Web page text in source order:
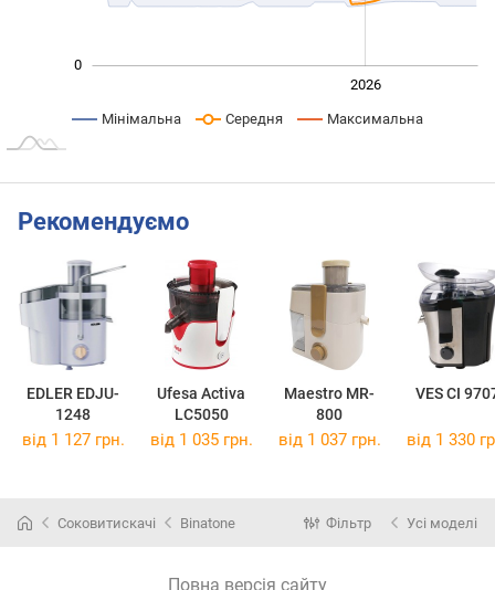
0
2026
Мінімальна Середня Максимальна
Рекомендуємо
EDLER EDJU-
1248
Ufesa Activa
LC5050
Maestro MR-
800
VES CI
від 1 127 грн. від 1 035 грн. від 1 037 грн. від 1 330
Соковитискачі Binatone Фільтр Усі моделі
Повна версія сайту